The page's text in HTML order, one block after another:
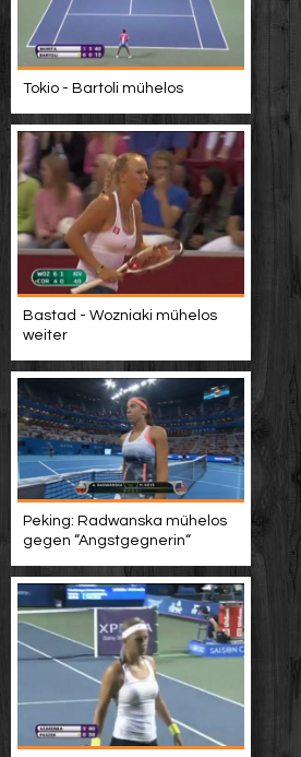
Tokio - Bartoli mühelos
Bastad - Wozniaki mühelos
weiter
Peking: Radwanska mühelos
gegen “Angstgegnerin“